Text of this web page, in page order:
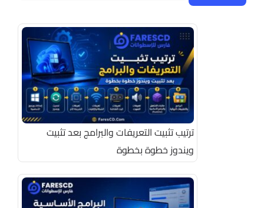
ترتيب تثبيت التعريفات والبرامج بعد تثبيت
ويندوز خطوة بخطوة